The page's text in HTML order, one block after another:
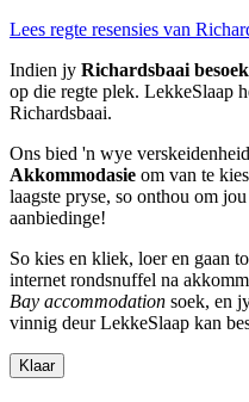
Lees regte resensies van
Indien jy Richardsbaai besoek
op die regte plek. LekkeSlaap
Richardsbaai.
Ons bied 'n wye
Akkommodasie om van te
laagste pryse, so onthou om
aanbiedinge!
So kies en kliek, loer en gaan
internet rondsnuffel na
Bay accommodation soek, en
vinnig deur LekkeSlaap kan
Klaar